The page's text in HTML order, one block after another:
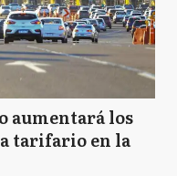
aumentará los
tarifario en la